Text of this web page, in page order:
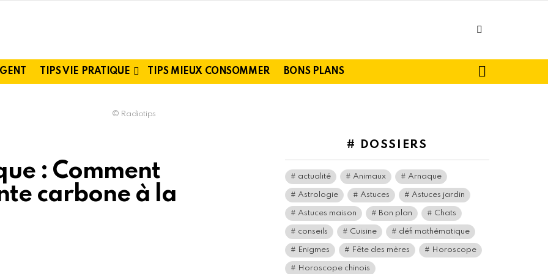
TIPS VIE PRATIQUE TIPS MIEUX CONSOMMER BONS PLANS
© Radiotips
: Comment
carbone à la
# DOSSIERS
actualité Animaux Arnaque
Astrologie Astuces Astuces jardin
Astuces maison Bon plan Chats
conseils Cuisine défi mathématique
Enigmes Fête des mères Horoscope
Horoscope chinois